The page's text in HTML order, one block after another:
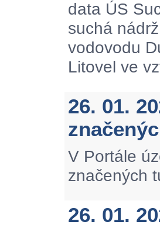
data ÚS
suchá
vodovodu
Litovel ve
26. 01.
V Portále
značených
26. 01.